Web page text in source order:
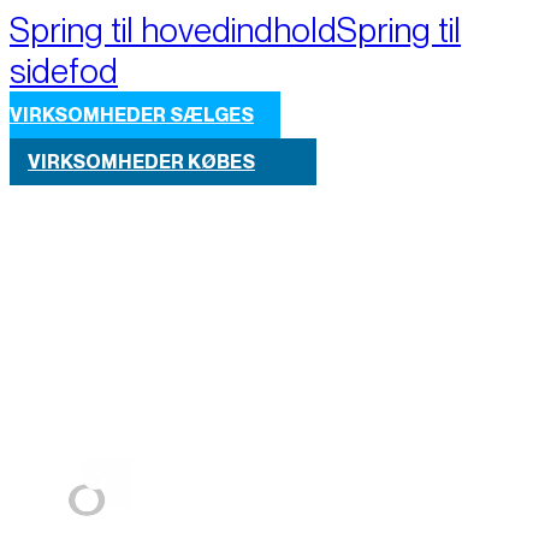
Spring til hovedindholdSpring til
sidefod
VIRKSOMHEDER SÆLGES
VIRKSOMHEDER KØBES